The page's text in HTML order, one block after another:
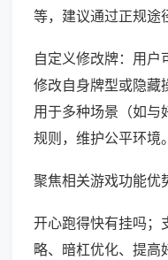
等，建议通过正规途
自定义修改牌：用户
修改自身牌型或隐藏
用于多种场景（如与
规则，维护公平环境。
聚焦相关游戏功能优
开心跑得快有挂吗；
略、暗杠优化、提高